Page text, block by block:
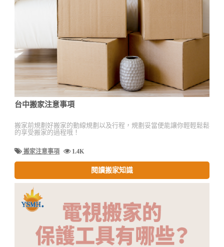
台中搬家注意事項
搬家前規劃好搬家的動線規劃以及行程，規劃妥當便能讓你輕輕鬆鬆
的享受搬家的過程哦！
搬家注意事項 1.4K
閱讀搬家知識